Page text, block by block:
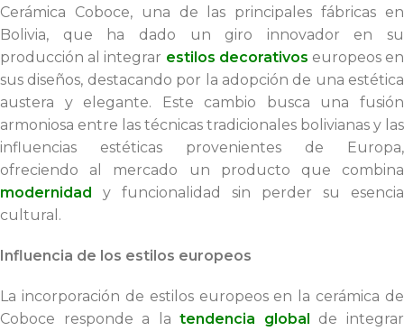
Cerámica Coboce, una de las principales fábricas en
Bolivia, que ha dado un giro innovador en su
producción al integrar estilos decorativos europeos en
sus diseños, destacando por la adopción de una estética
austera y elegante. Este cambio busca una fusión
armoniosa entre las técnicas tradicionales bolivianas y las
influencias estéticas provenientes de Europa,
ofreciendo al mercado un producto que combina
modernidad y funcionalidad sin perder su esencia
cultural.
Influencia de los estilos europeos
La incorporación de estilos europeos en la cerámica de
Coboce responde a latendencia global de integrar